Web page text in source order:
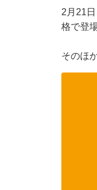
2月21
格で登
そのほ